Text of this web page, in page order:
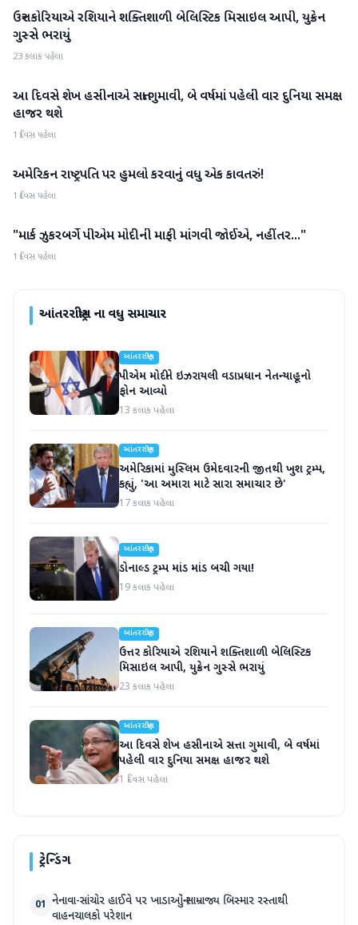
આંતરરાષ્ટ્રીય
ઉત્તર કોરિયાએ રશિયાને શક્તિશાળી બેલિસ્ટિક મિસાઇલ આપી, યુક્રેન
ગુસ્સે ભરાયું
23 કલાક પહેલા
આંતરરાષ્ટ્રીય
આ દિવસે શેખ હસીનાએ સત્તા ગુમાવી, બે વર્ષમાં પહેલી વાર દુનિયા સમક્ષ
હાજર થશે
1 દિવસ પહેલા
આંતરરાષ્ટ્રીય
અમેરિકન રાષ્ટ્રપતિ પર હુમલો કરવાનું વધુ એક કાવતરું!
1 દિવસ પહેલા
આંતરરાષ્ટ્રીય
"માર્ક ઝુકરબર્ગે પીએમ મોદીની માફી માંગવી જોઈએ, નહીંતર..."
1 દિવસ પહેલા
આંતરરાષ્ટ્રીયના વધુ સમાચાર
આંતરરાષ્ટ્રીય
પીએમ મોદીને ઇઝરાયલી વડાપ્રધાન નેતન્યાહૂનો
ફોન આવ્યો
13 કલાક પહેલા
આંતરરાષ્ટ્રીય
અમેરિકામાં મુસ્લિમ ઉમેદવારની જીતથી ખુશ ટ્રમ્પ,
કહ્યું, 'આ અમારા માટે સારા સમાચાર છે'
17 કલાક પહેલા
આંતરરાષ્ટ્રીય
ડોનાલ્ડ ટ્રમ્પ માંડ માંડ બચી ગયા!
19 કલાક પહેલા
આંતરરાષ્ટ્રીય
ઉત્તર કોરિયાએ રશિયાને શક્તિશાળી બેલિસ્ટિક
મિસાઇલ આપી, યુક્રેન ગુસ્સે ભરાયું
23 કલાક પહેલા
આંતરરાષ્ટ્રીય
આ દિવસે શેખ હસીનાએ સત્તા ગુમાવી, બે વર્ષમાં
પહેલી વાર દુનિયા સમક્ષ હાજર થશે
1 દિવસ પહેલા
ટ્રેન્ડિંગ
01 નેનાવા-સાંચોર હાઈવે પર ખાડાઓનું સામ્રાજ્ય બિસ્માર રસ્તાથી
વાહનચાલકો પરેશાન